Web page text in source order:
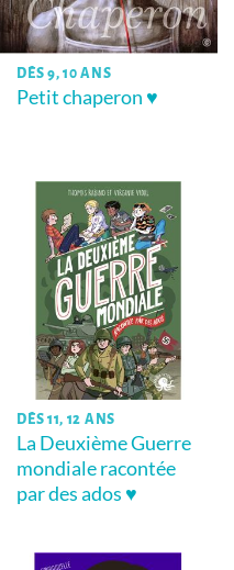
DÈS 9, 10 ANS
Petit chaperon ♥
DÈS 11, 12 ANS
La Deuxième Guerre
mondiale racontée
par des ados ♥